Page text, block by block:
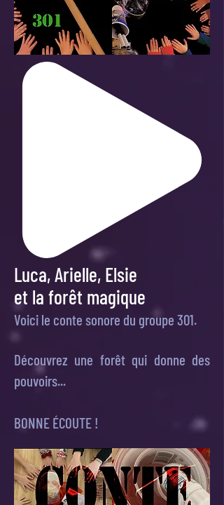
Luca, Arielle, Elsie
et la forêt magique
Voici le conte sonore du groupe 301.
Découvrez une forêt qui donne des
pouvoirs...
BONNE ÉCOUTE !